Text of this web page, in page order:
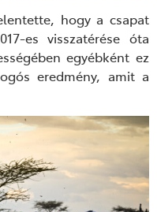
hogy a csapat
es visszatérése óta
egyébként ez
eredmény, amit a